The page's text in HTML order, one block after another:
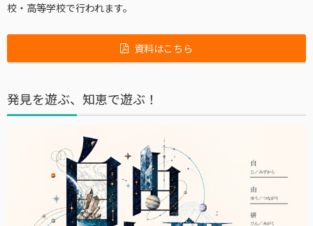
校・高等学校で行われます。
資料はこちら
発見を遊ぶ、知恵で遊ぶ！